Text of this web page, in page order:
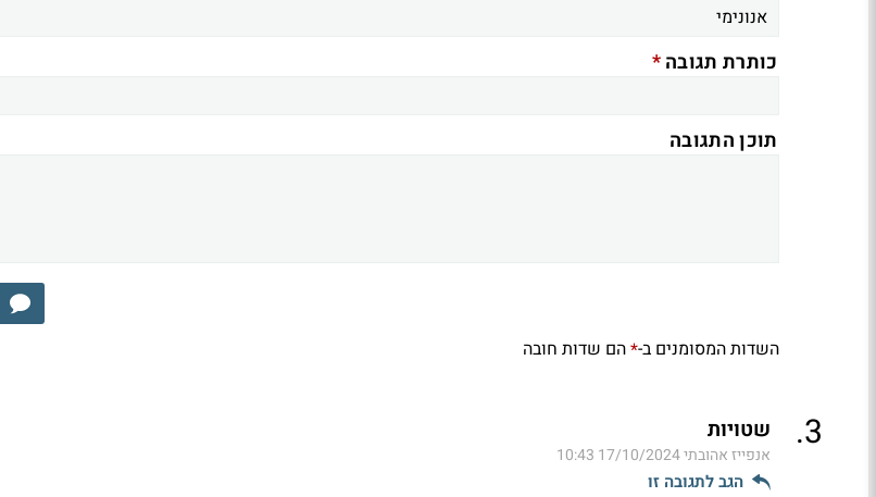
כותרת תגובה*
תוכן התגובה
השדות המסומנים ב-*הם שדות חובה
3
. שטויות
אנפייז אהובתי17/10/2024 10:43
הגב לתגובה זו